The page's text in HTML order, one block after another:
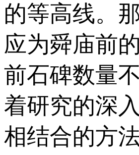
的等高线。
应为舜庙前
前石碑数量
着研究的深
相结合的方